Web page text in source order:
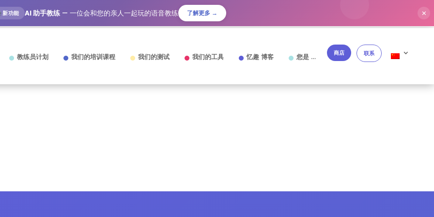
新功能 AI 助手教练 — 一位会和您的亲人一起玩的语音教练 了解更多 → ✕
教练员计划 我们的培训课程 我们的测试 我们的工具 忆趣 博客 您是 … 商店 联系